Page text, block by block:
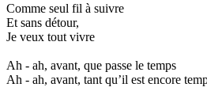
Comme seul fil à suivre
Et sans détour,
Je veux tout vivre
Ah - ah, avant, que passe le temps
Ah - ah, avant, tant qu’il est encore